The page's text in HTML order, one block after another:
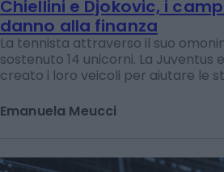
Chiellini e Djokovic, i
danno alla finanza
La tennista attraverso il suo
sostenuto 14 unicorni. La Juventus
creato i loro veicoli per aiutare le
Emanuela Meucci